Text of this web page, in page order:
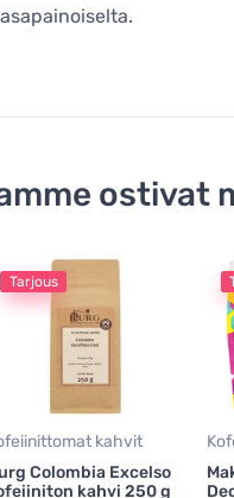
ostivat
Tarjous
kahvit
Colombia Excelso
kahvi 250 g